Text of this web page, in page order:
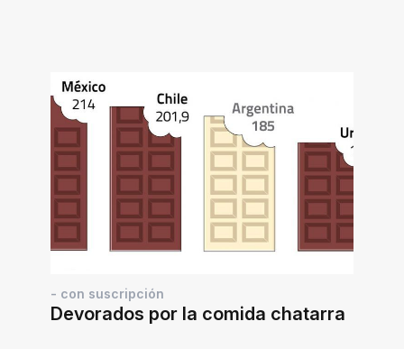
- con suscripción
Devorados por la comida chatarra